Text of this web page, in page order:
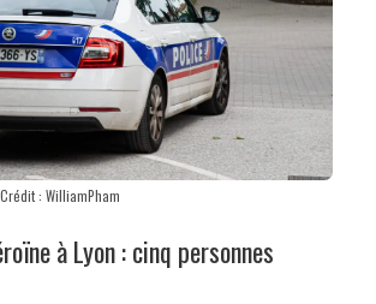
: WilliamPham
à Lyon : cinq personnes